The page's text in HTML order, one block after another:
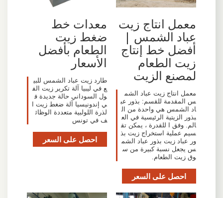
معمل انتاج زيت
عباد الشمس |
أفضل خط إنتاج
زيت الطعام
لمصنع الزيت
معمل انتاج زيت عباد الشم
س المقدمة للقسم: بذور عب
اد الشمس هي واحدة من ال
بذور الزيتية الرئيسية في الع
الم. وفق ا للقدرة ، يمكن تق
سيم عملية استخراج زيت بذ
ور عباد زيت بذور عباد الشم
س يجعل نسبة كبيرة من س
وق زيت الطعام.
احصل على السعر
معدات خط
ضغط زيت
الطعام بأفضل
الأسعار
طارد زيت عباد الشمس للبي
ع في ليبيا آلة تكرير زيت الف
ول السوداني حالة جديدة ف
ي إندونيسيا آلة ضغط زيت ا
لذرة اللولبية متعددة الوظائ
ف في تونس
احصل على السعر